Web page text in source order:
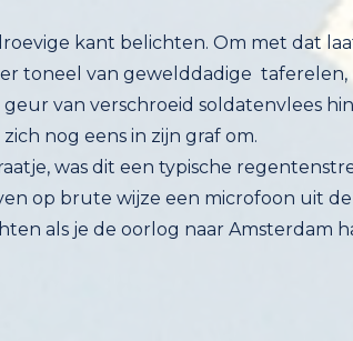
kant belichten. Om met dat
toneel van gewelddadige taferelen,
van verschroeid soldatenvlees
nog eens in zijn graf om.
was dit een typische
op brute wijze een microfoon
als je de oorlog naar Amsterdam